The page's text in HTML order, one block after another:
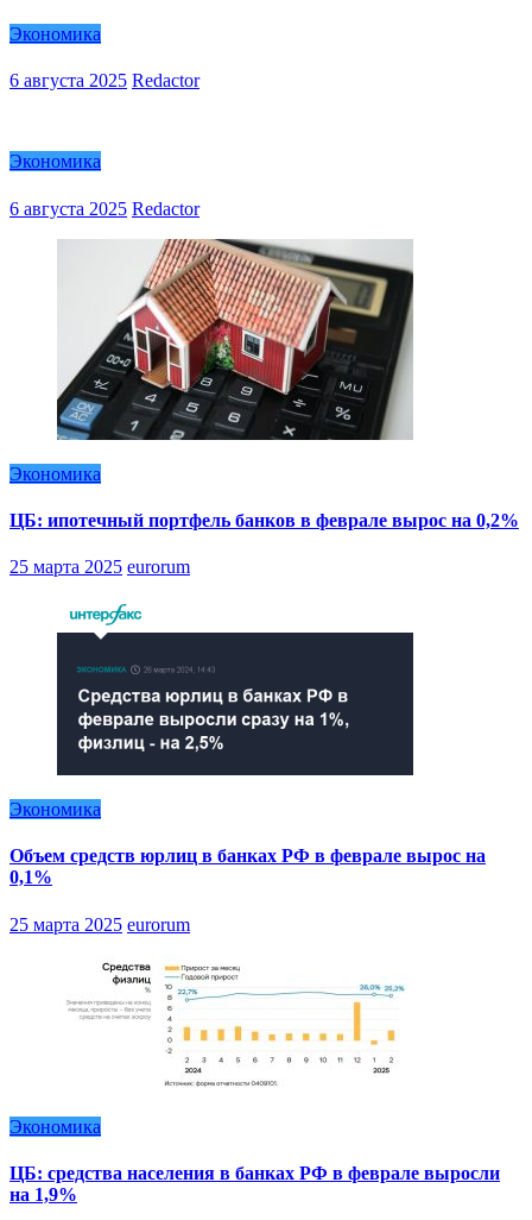
Экономика
6 августа 2025 Redactor
Экономика
6 августа 2025 Redactor
Экономика
ЦБ: ипотечный портфель банков в феврале вырос на 0,2%
25 марта 2025 eurorum
Экономика
Объем средств юрлиц в банках РФ в феврале вырос на
0,1%
25 марта 2025 eurorum
Экономика
ЦБ: средства населения в банках РФ в феврале выросли
на 1,9%